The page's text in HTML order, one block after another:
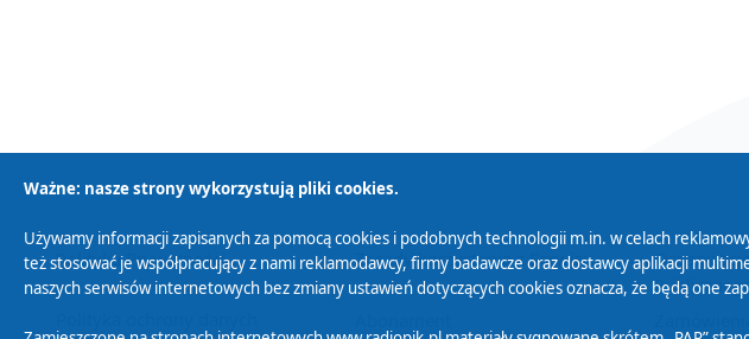
Polityka Prywatności Zasady korzystania z Serwisu
Ważne: nasze strony wykorzystują pliki cookies.
Używamy informacji zapisanych za pomocą cookies i podobnych technologii m.in. w celach
też stosować je współpracujący z nami reklamodawcy, firmy badawcze oraz dostawcy aplikacji
naszych serwisów internetowych bez zmiany ustawień dotyczących cookies oznacza, że będą one